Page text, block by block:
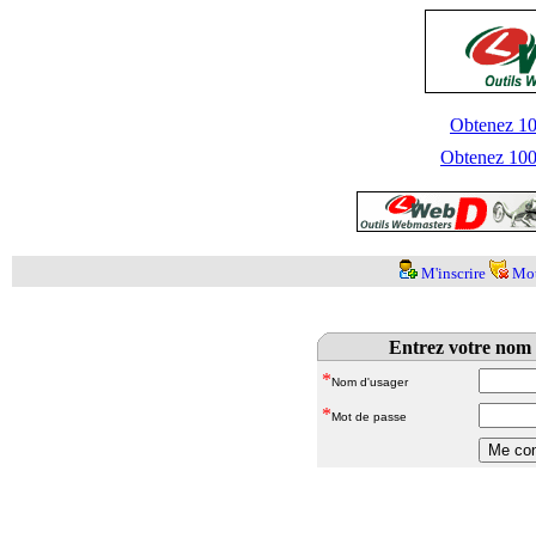
Obtenez
Obtenez
M'inscrire
Entrez votre nom
*Nom d'usager
*Mot de passe